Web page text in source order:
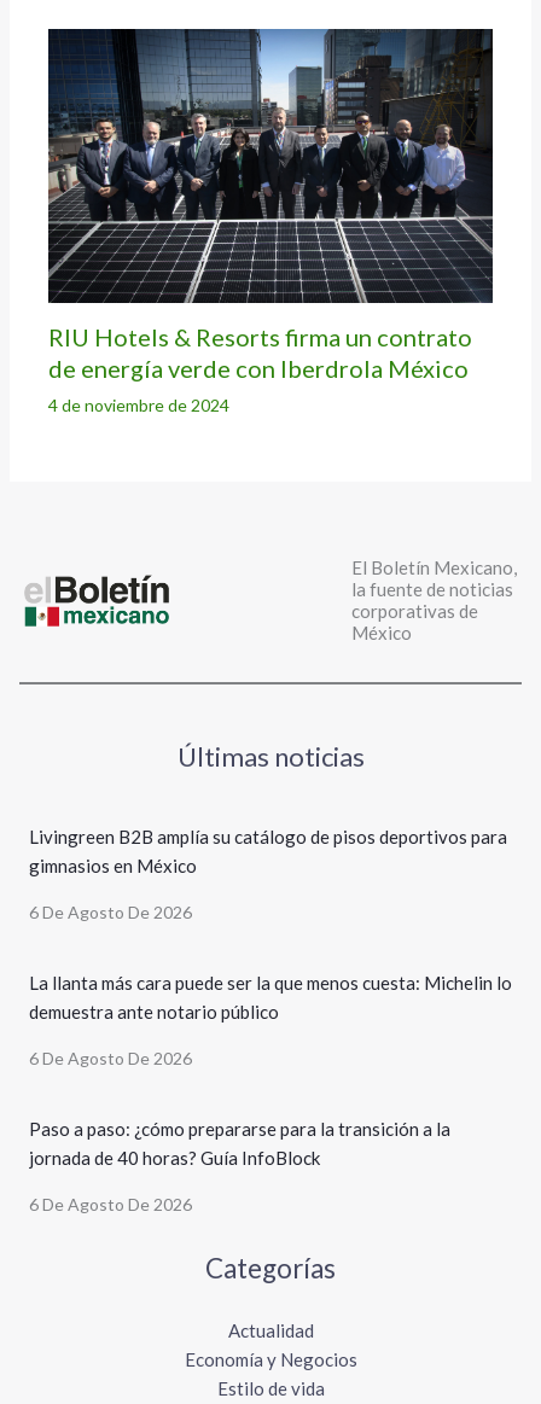
RIU Hotels & Resorts firma un contrato
de energía verde con Iberdrola México
4 de noviembre de 2024
El Boletín Mexicano,
la fuente de noticias
corporativas de
México
Últimas noticias
Livingreen B2B amplía su catálogo de pisos deportivos para
gimnasios en México
6 De Agosto De 2026
La llanta más cara puede ser la que menos cuesta: Michelin lo
demuestra ante notario público
6 De Agosto De 2026
Paso a paso: ¿cómo prepararse para la transición a la
jornada de 40 horas? Guía InfoBlock
6 De Agosto De 2026
Categorías
Actualidad
Economía y Negocios
Estilo de vida